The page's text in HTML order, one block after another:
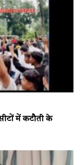
में कटौती के